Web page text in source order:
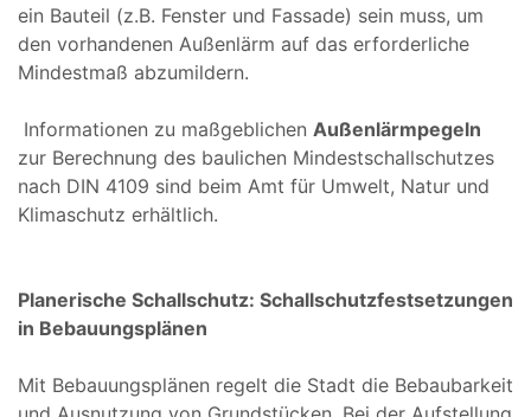
ein Bauteil (z.B. Fenster und Fassade) sein muss, um
den vorhandenen Außenlärm auf das erforderliche
Mindestmaß abzumildern.
Informationen zu maßgeblichen Außenlärmpegeln
zur Berechnung des baulichen Mindestschallschutzes
nach DIN 4109 sind beim Amt für Umwelt, Natur und
Klimaschutz erhältlich.
Planerische Schallschutz: Schallschutzfestsetzungen
in Bebauungsplänen
Mit Bebauungsplänen regelt die Stadt die Bebaubarkeit